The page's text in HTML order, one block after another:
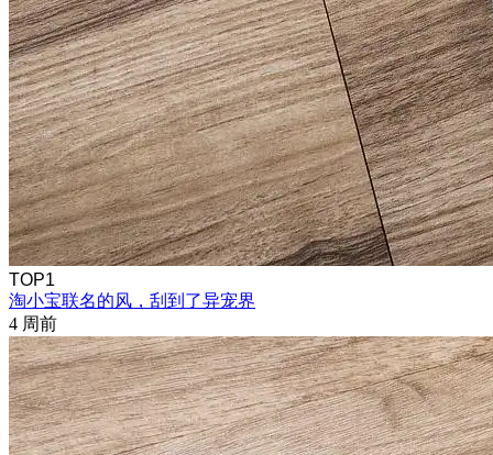
TOP1
淘小宝联名的风，刮到了异宠界
4 周前